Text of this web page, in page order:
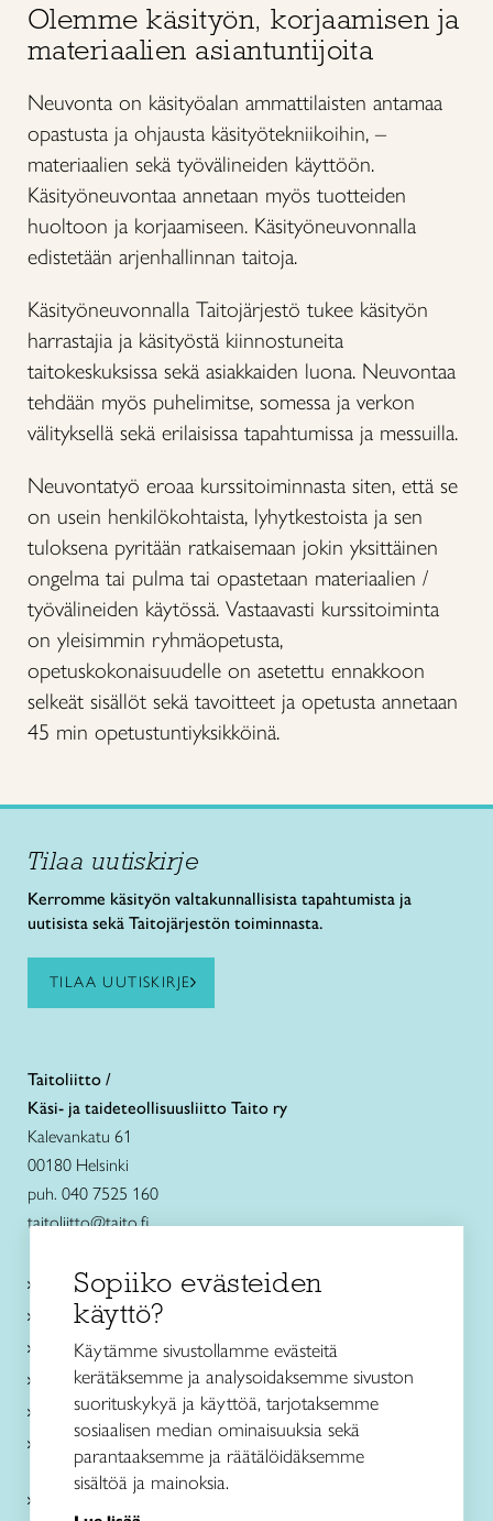
Olemme käsityön, korjaamisen ja
materiaalien asiantuntijoita
Neuvonta on käsityöalan ammattilaisten antamaa
opastusta ja ohjausta käsityötekniikoihin, –
materiaalien sekä työvälineiden käyttöön.
Käsityöneuvontaa annetaan myös tuotteiden
huoltoon ja korjaamiseen. Käsityöneuvonnalla
edistetään arjenhallinnan taitoja.
Käsityöneuvonnalla Taitojärjestö tukee käsityön
harrastajia ja käsityöstä kiinnostuneita
taitokeskuksissa sekä asiakkaiden luona. Neuvontaa
tehdään myös puhelimitse, somessa ja verkon
välityksellä sekä erilaisissa tapahtumissa ja messuilla.
Neuvontatyö eroaa kurssitoiminnasta siten, että se
on usein henkilökohtaista, lyhytkestoista ja sen
tuloksena pyritään ratkaisemaan jokin yksittäinen
ongelma tai pulma tai opastetaan materiaalien /
työvälineiden käytössä. Vastaavasti kurssitoiminta
on yleisimmin ryhmäopetusta,
opetuskokonaisuudelle on asetettu ennakkoon
selkeät sisällöt sekä tavoitteet ja opetusta annetaan
45 min opetustuntiyksikköinä.
Tilaa uutiskirje
Kerromme käsityön valtakunnallisista tapahtumista ja
uutisista sekä Taitojärjestön toiminnasta.
TILAA UUTISKIRJE
Taitoliitto /
Käsi- ja taideteollisuusliitto Taito ry
Kalevankatu 61
00180 Helsinki
puh. 040 7525 160
taitoliitto@taito.fi
Käsityökurssit ja koulutus
Ajankohtaista
Käsityöohjeet
Me olemme Taito
Paikallinen toiminta
Verkkokaupat
Kirjaudu Arviin
Sopiiko evästeiden
käyttö?
Käytämme sivustollamme evästeitä
kerätäksemme ja analysoidaksemme sivuston
suorituskykyä ja käyttöä, tarjotaksemme
sosiaalisen median ominaisuuksia sekä
parantaaksemme ja räätälöidäksemme
sisältöä ja mainoksia.